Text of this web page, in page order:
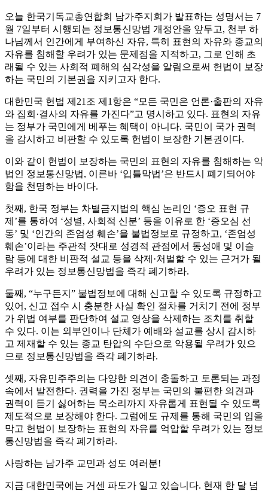
오늘 한국기독교총연합회 남가주지회가 발표하는 성명서는 7
월 7일부터 시행되는 정보통신망법 개정안을 앞두고, 천부 하
나님께서 인간에게 부여하신 자유, 특히 표현의 자유와 종교의
자유를 침해할 우려가 있는 문제점을 지적하고, 그로 인해 초
래될 수 있는 사회적 폐해의 심각성을 알림으로써 헌법이 보장
하는 국민의 기본권을 지키고자 한다.
대한민국 헌법 제21조 제1항은 “모든 국민은 언론·출판의 자유
와 집회·결사의 자유를 가진다”고 명시하고 있다. 표현의 자유
는 정부가 국민에게 베푸는 혜택이 아니다. 국민이 국가 권력
을 감시하고 비판할 수 있도록 헌법이 보장한 기본권이다.
이와 같이 헌법이 보장하는 국민의 표현의 자유를 침해하는 악
법인 정보통신망법, 이른바 ‘입틀막법’은 반드시 폐기되어야
함을 천명하는 바이다.
첫째, 한국 정부는 차별금지법의 핵심 논리인 ‘증오 표현 규
제’를 통하여 ‘성별, 사회적 신분’ 등을 이유로 한 ‘증오심 선
동’ 및 ‘인간의 존엄성 훼손’을 불법정보로 규정하고, ‘존엄성
훼손’이라는 주관적 잣대로 성경적 관점에서 동성애 및 이슬
람 등에 대한 비판적 설교 등을 삭제·처벌할 수 있는 근거가 될
우려가 있는 정보통신망법을 즉각 폐기하라.
둘째, “누구든지” 불법정보에 대해 신고할 수 있도록 규정하고
있어, 신고 접수 시 충분한 사실 확인 절차를 거치기 전에 정부
가 위법 여부를 판단하여 설교 영상을 삭제하는 조치를 취할
수 있다. 이는 외부인이나 단체가 예배와 설교를 상시 감시하
고 제재할 수 있는 종교 탄압의 수단으로 악용될 우려가 있으
므로 정보통신망법을 즉각 폐기하라.
셋째, 자유민주주의는 다양한 의견이 충돌하고 토론되는 과정
속에서 발전한다. 권력을 가진 정부는 국민의 불편한 의견과
권력이 듣기 싫어하는 목소리까지 자유롭게 표현될 수 있도록
제도적으로 보장해야 한다. 그럼에도 규제를 통해 국민의 입을
막고 헌법이 보장하는 표현의 자유를 억압할 우려가 있는 정보
통신망법을 즉각 폐기하라.
사랑하는 남가주 교민과 성도 여러분!
지금 대한민국에는 거센 파도가 일고 있습니다. 현재 한 달 넘